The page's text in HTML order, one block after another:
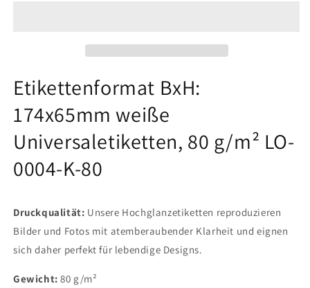
A4
Bogen,
glänzend,
selbstklebend
LO-
0004-
K-
80
A4
Bogen,
glänzend,
selbstklebend
LO-
0004-
K-
80
Etikettenformat BxH:
174x65mm weiße
Universaletiketten, 80 g/m² LO-
0004-K-80
Druckqualität: Unsere Hochglanzetiketten reproduzieren
Bilder und Fotos mit atemberaubender Klarheit und eignen
sich daher perfekt für lebendige Designs.
Gewicht: 80 g/m²